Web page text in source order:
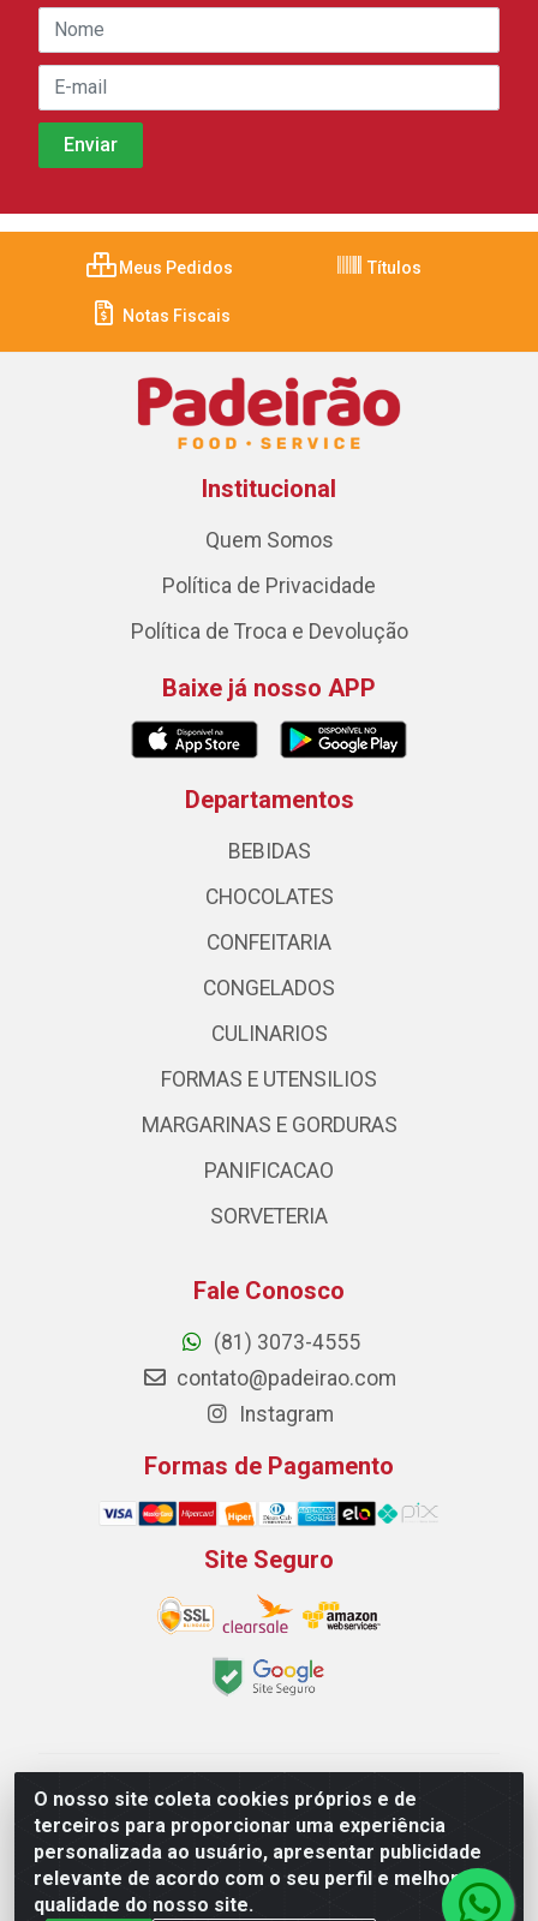
O nosso site coleta cookies próprios e de
terceiros para proporcionar uma experiência
personalizada ao usuário, apresentar publicidade
relevante de acordo com o seu perfil e melhorar a
qualidade do nosso site.
Meus Pedidos Títulos
Notas Fiscais
Institucional
Quem Somos
Política de Privacidade
Política de Troca e Devolução
Baixe já nosso APP
Departamentos
BEBIDAS
CHOCOLATES
CONFEITARIA
CONGELADOS
CULINARIOS
FORMAS E UTENSILIOS
MARGARINAS E GORDURAS
PANIFICACAO
SORVETERIA
Fale Conosco
(81) 3073-4555
contato@padeirao.com
Instagram
Formas de Pagamento
Site Seguro
Padeirão Comércio de Produtos Para Panificação LTDA
- Rodovia Empresario João Santos Filho, 2425, Gp B1 Bl.
02 - Muribeca, Jaboatão dos Guararapes/PE - CEP
54.350-100 - CNPJ 03.042.263/0001-51